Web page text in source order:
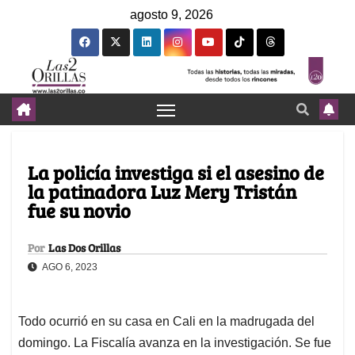
agosto 9, 2026
La policía investiga si el asesino de
la patinadora Luz Mery Tristán
fue su novio
Por Las Dos Orillas
AGO 6, 2023
Todo ocurrió en su casa en Cali en la madrugada del
domingo. La Fiscalía avanza en la investigación. Se fue